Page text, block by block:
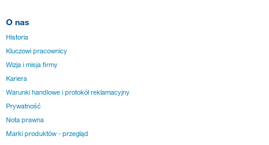
O nas
Historia
Kluczowi pracownicy
Wizja i misja firmy
Kariera
Warunki handlowe i protokół reklamacyjny
Prywatność
Nota prawna
Marki produktów - przegląd